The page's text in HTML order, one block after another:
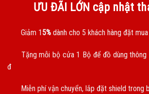
ƯU ĐÃI LỚN cập nhật
Giảm 15% dành cho 5 khách hàng đặt
Tặng mỗi bộ cửa 1 Bộ để đồ dùng
đ
Miễn phí vận chuyển, lắp đặt shield trong